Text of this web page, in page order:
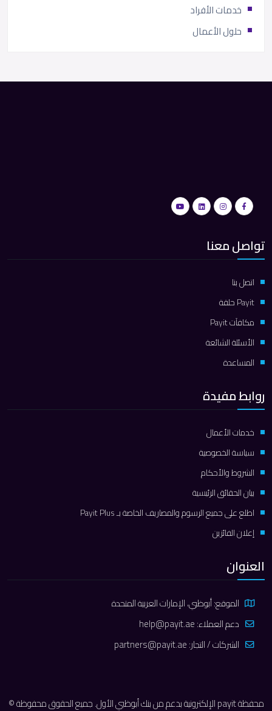
خدمات الأفراد
حلول الأعمال
تواصل معنا
اتصل بنا
Payit حلقة
مكافآت Payit
الأسئلة الشائعة
المساعدة
روابط مفيدة
خدمات الأعمال
سياسة الخصوصية
الشروط والأحكام
بيان الحقائق الرئيسية
اطلع على جميع الرسوم والمصاريف الخاصة بـ Payit Plus
إعلان الفائزين
العنوان
الموقع: أبوظبي، الإمارات العربية المتحدة
دعم العملاء:help@payit.ae
الشركات / التجار:partners@payit.ae
محفظة payit الإلكترونية بدعم من بنك أبوظبي الأول. جميع الحقوق محفوظة ©